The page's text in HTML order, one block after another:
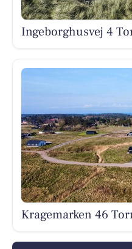
Ingeborghusvej 4
Kragemarken 46